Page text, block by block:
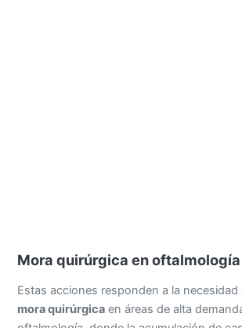
Mora quirúrgica en oftalmología
Estas acciones responden a la necesidad
mora quirúrgica en áreas de alta